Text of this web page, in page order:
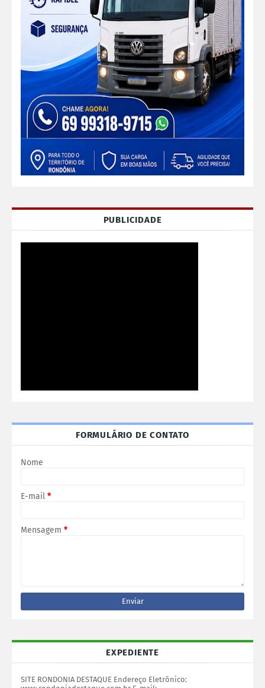
PUBLICIDADE
FORMULÁRIO DE CONTATO
Nome
E-mail *
Mensagem *
EXPEDIENTE
SITE RONDONIA DESTAQUE Endereço Eletrônico: